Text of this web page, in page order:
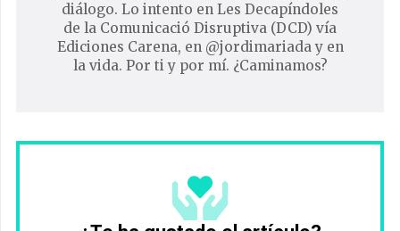
diálogo. Lo intento en Les Decapíndoles
de la Comunicació Disruptiva (DCD) vía
Ediciones Carena, en @jordimariada y en
la vida. Por ti y por mí. ¿Caminamos?